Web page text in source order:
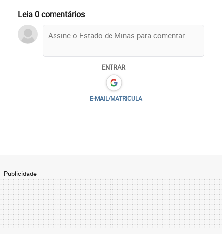
Leia 0 comentários
ENTRAR
E-MAIL/MATRICULA
Publicidade